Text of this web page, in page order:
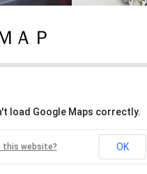
ＡＰ
load Google Maps correctly.
this website? OK